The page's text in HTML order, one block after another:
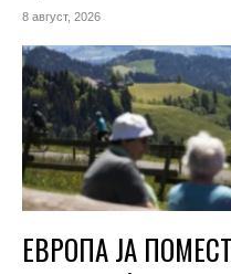
8 август, 2026
ЕВРОПА ЈА